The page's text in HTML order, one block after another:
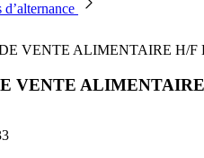
VENTE ALIMENTAIRE H/F
VENTE